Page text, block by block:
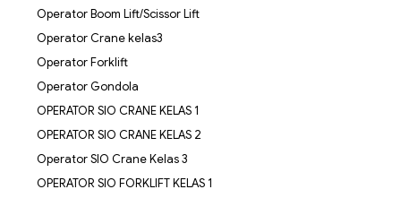
Operator Boom Lift/Scissor Lift
Operator Crane kelas3
Operator Forklift
Operator Gondola
OPERATOR SIO CRANE KELAS 1
OPERATOR SIO CRANE KELAS 2
Operator SIO Crane Kelas 3
OPERATOR SIO FORKLIFT KELAS 1